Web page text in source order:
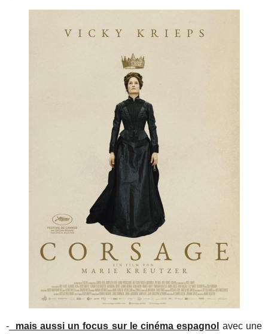
- mais aussi un focus sur le cinéma espagnol avec une